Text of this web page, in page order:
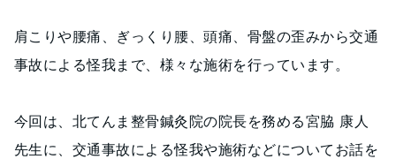
肩こりや腰痛、ぎっくり腰、頭痛、骨盤の歪みから交通
事故による怪我まで、様々な施術を行っています。
今回は、北てんま整骨鍼灸院の院長を務める宮脇 康人
先生に、交通事故による怪我や施術などについてお話を